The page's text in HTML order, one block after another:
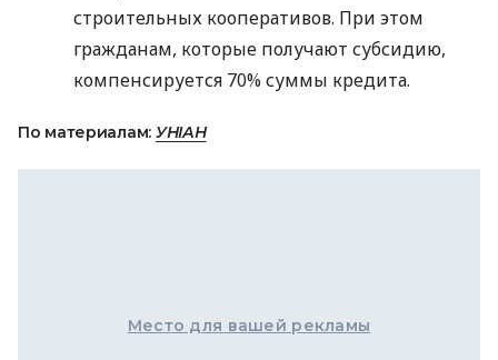
строительных кооперативов. При этом
гражданам, которые получают субсидию,
компенсируется 70% суммы кредита.
По материалам: УНІАН
Место для вашей рекламы